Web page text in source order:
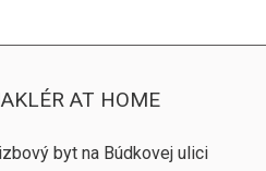
AT HOME
byt na Búdkovej ulici